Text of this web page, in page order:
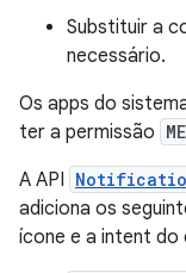
Substituir a
necessário.
Os apps do
ter a permissão
A API
adiciona os
ícone e a intent